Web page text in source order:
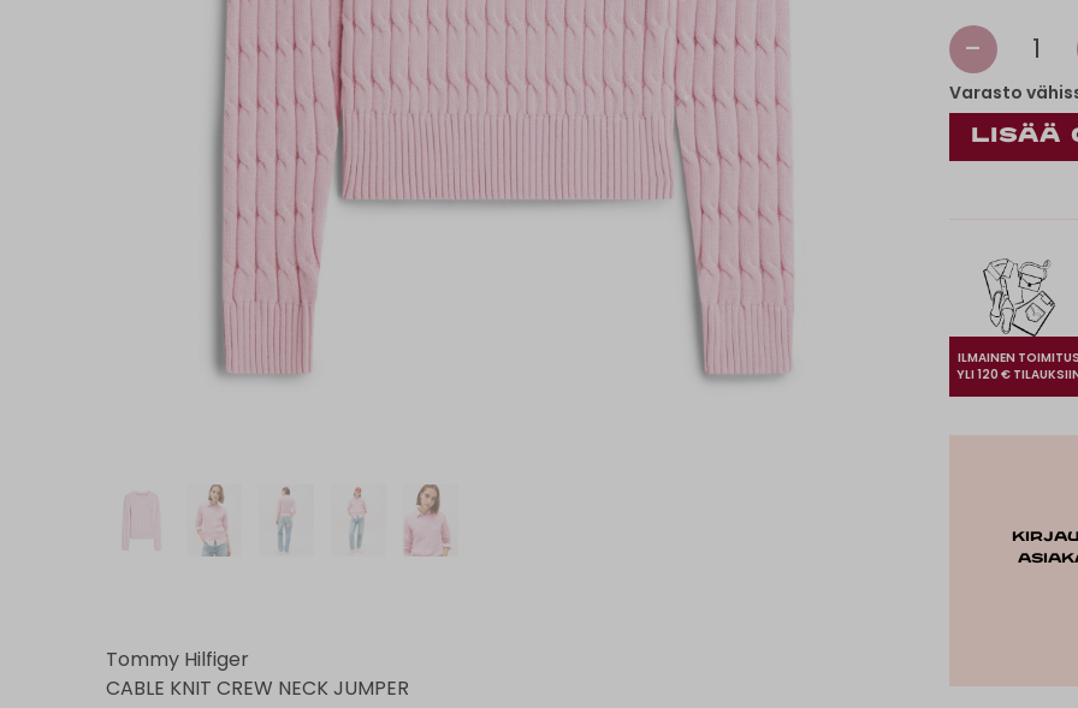
Tommy Hilfiger
CABLE KNIT CREW NECK JUMPER
- 1
Varasto
ILMAINEN
YLI 120 €